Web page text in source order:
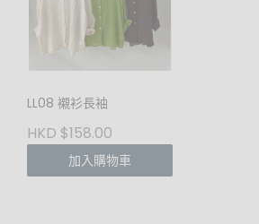
LL08 襯衫長袖
HKD $158.00
加入購物車